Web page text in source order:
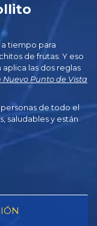
a tiempo para
de frutas. Y eso
las dos reglas
Nuevo Punto de Vista
de todo el
saludables y están